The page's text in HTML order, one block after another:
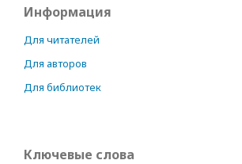
Информация
Для читателей
Для авторов
Для библиотек
Ключевые слова